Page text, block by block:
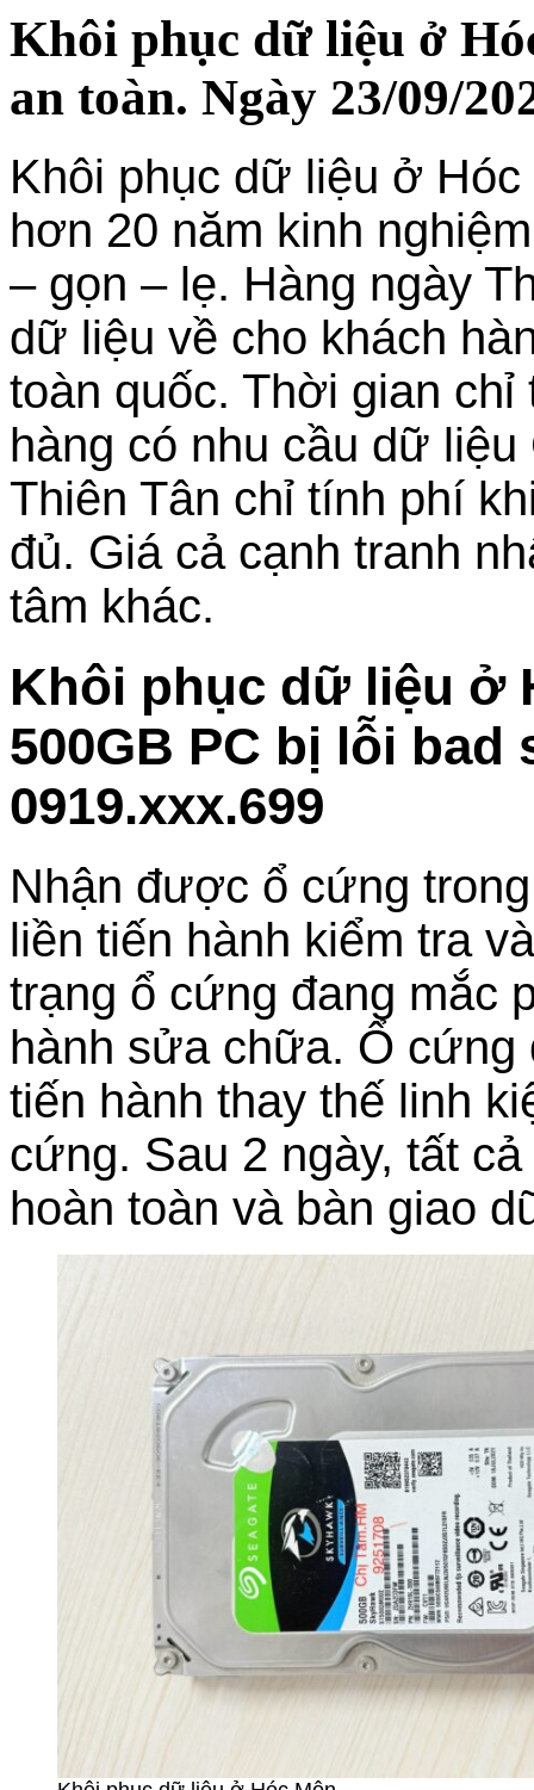
Khôi phục dữ liệu ở
an toàn. Ngày 23/09/
Khôi phục dữ liệu ở
hơn 20 năm kinh
– gọn – lẹ. Hàng ngày
dữ liệu về cho khách
toàn quốc. Thời gian
hàng có nhu cầu dữ
Thiên Tân chỉ tính phí
đủ. Giá cả cạnh tranh
tâm khác.
Khôi phục dữ liệu ở
500GB PC bị lỗi bad
0919.xxx.699
Nhận được ổ cứng
liền tiến hành kiểm tra
trạng ổ cứng đang mắc
hành sửa chữa. Ổ
tiến hành thay thế linh
cứng. Sau 2 ngày, tất
hoàn toàn và bàn giao